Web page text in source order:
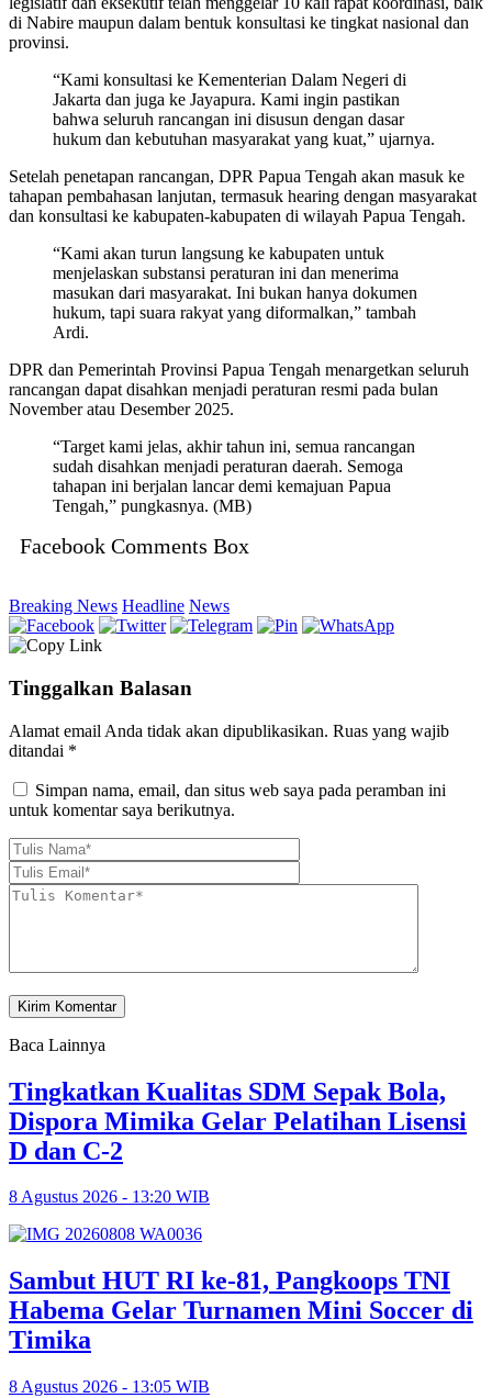
di Nabire maupun dalam bentuk konsultasi ke tingkat nasional dan
provinsi.
“Kami konsultasi ke Kementerian Dalam Negeri di
Jakarta dan juga ke Jayapura. Kami ingin pastikan
bahwa seluruh rancangan ini disusun dengan dasar
hukum dan kebutuhan masyarakat yang kuat,” ujarnya.
Setelah penetapan rancangan, DPR Papua Tengah akan masuk ke
tahapan pembahasan lanjutan, termasuk hearing dengan masyarakat
dan konsultasi ke kabupaten-kabupaten di wilayah Papua Tengah.
“Kami akan turun langsung ke kabupaten untuk
menjelaskan substansi peraturan ini dan menerima
masukan dari masyarakat. Ini bukan hanya dokumen
hukum, tapi suara rakyat yang diformalkan,” tambah
Ardi.
DPR dan Pemerintah Provinsi Papua Tengah menargetkan seluruh
rancangan dapat disahkan menjadi peraturan resmi pada bulan
November atau Desember 2025.
“Target kami jelas, akhir tahun ini, semua rancangan
sudah disahkan menjadi peraturan daerah. Semoga
tahapan ini berjalan lancar demi kemajuan Papua
Tengah,” pungkasnya. (MB)
Facebook Comments Box
Breaking News Headline News
Tinggalkan Balasan
Alamat email Anda tidak akan dipublikasikan. Ruas yang wajib
ditandai *
Simpan nama, email, dan situs web saya pada peramban ini
untuk komentar saya berikutnya.
Baca Lainnya
Tingkatkan Kualitas SDM Sepak Bola,
Dispora Mimika Gelar Pelatihan Lisensi
D dan C-2
8 Agustus 2026 - 13:20 WIB
Sambut HUT RI ke-81, Pangkoops TNI
Habema Gelar Turnamen Mini Soccer di
Timika
8 Agustus 2026 - 13:05 WIB